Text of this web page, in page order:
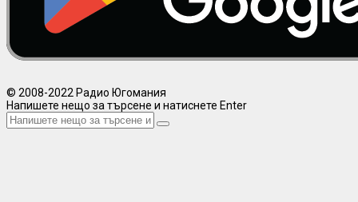
© 2008-2022 Радио Югомания
Напишете нещо за търсене и натиснете Enter